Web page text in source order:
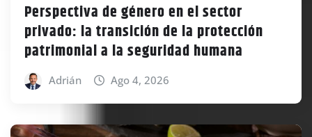
Perspectiva de género en el sector
privado: la transición de la protección
patrimonial a la seguridad humana
Adrián Ago 4, 2026